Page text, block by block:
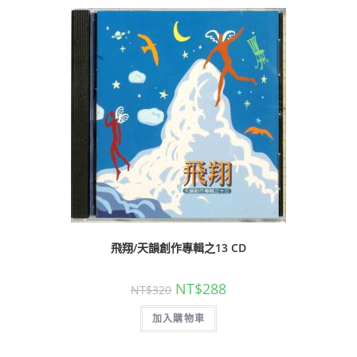
飛翔/天韻創作專輯之13 CD
NT$320 NT$288
加入購物車